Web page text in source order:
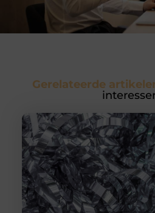
Gerelateerde